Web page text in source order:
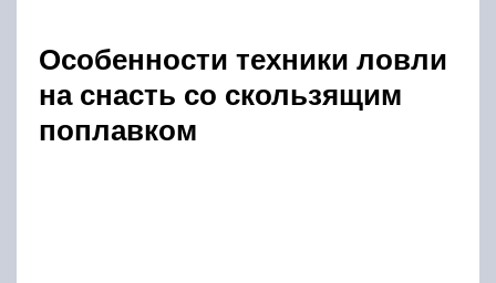
Особенности техники ловли
на снасть со скользящим
поплавком